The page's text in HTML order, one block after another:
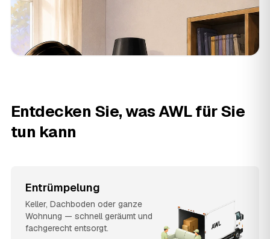
Entdecken Sie, was AWL für Sie
tun kann
Entrümpelung
Keller, Dachboden oder ganze
Wohnung — schnell geräumt und
fachgerecht entsorgt.